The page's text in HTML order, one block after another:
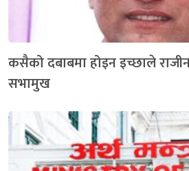
कसैको दबाबमा होइन इच्छाले
सभामुख